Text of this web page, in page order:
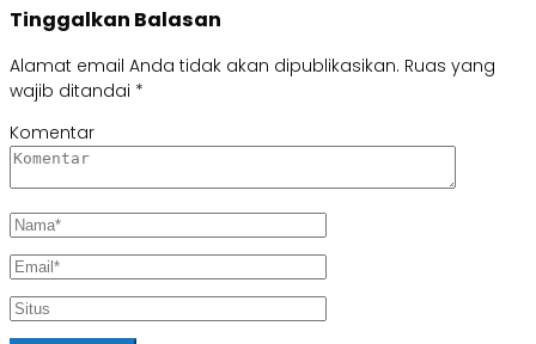
Tinggalkan Balasan
Alamat email Anda tidak akan dipublikasikan. Ruas yang
wajib ditandai *
Komentar